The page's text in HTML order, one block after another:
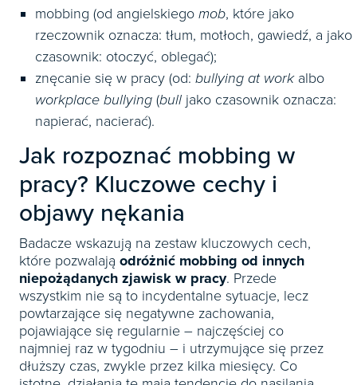
mobbing (od angielskiego mob, które jako
rzeczownik oznacza: tłum, motłoch, gawiedź, a jako
czasownik: otoczyć, oblegać);
znęcanie się w pracy (od: bullying at work albo
workplace bullying (bull jako czasownik oznacza:
napierać, nacierać).
Jak rozpoznać mobbing w
pracy? Kluczowe cechy i
objawy nękania
Badacze wskazują na zestaw kluczowych cech,
które pozwalają odróżnić mobbing od innych
niepożądanych zjawisk w pracy. Przede
wszystkim nie są to incydentalne sytuacje, lecz
powtarzające się negatywne zachowania,
pojawiające się regularnie – najczęściej co
najmniej raz w tygodniu – i utrzymujące się przez
dłuższy czas, zwykle przez kilka miesięcy. Co